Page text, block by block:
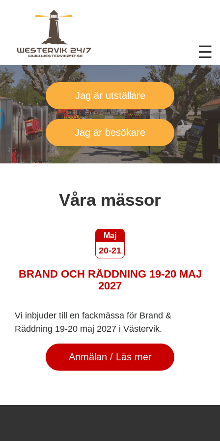
☰
Jag är utställare
Jag är besökare
Våra mässor
Maj
20-21
BRAND OCH RÄDDNING 19-20 MAJ
2027
Vi inbjuder till en fackmässa för Brand &
Räddning 19-20 maj 2027 i Västervik.
Anmälan / Läs mer